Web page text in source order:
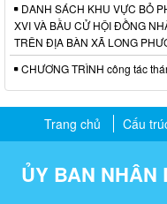
DANH SÁCH KHU VỰC BỎ
XVI VÀ BẦU CỬ HỘI ĐỒNG
TRÊN ĐỊA BÀN XÃ LONG
CHƯƠNG TRÌNH công tác
Trang chủ Cấu
ỦY BAN NHÂN